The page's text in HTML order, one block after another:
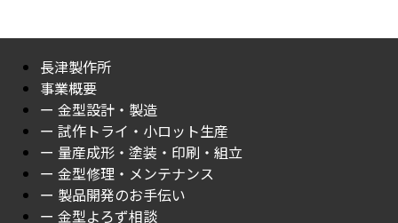
長津製作所
事業概要
ー 金型設計・製造
ー 試作トライ・小ロット生産
ー 量産成形・塗装・印刷・組立
ー 金型修理・メンテナンス
ー 製品開発のお手伝い
ー 金型よろず相談